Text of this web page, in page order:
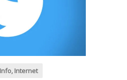
, Internet